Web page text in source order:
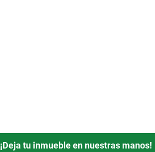
¡Deja tu inmueble en nuestras manos!